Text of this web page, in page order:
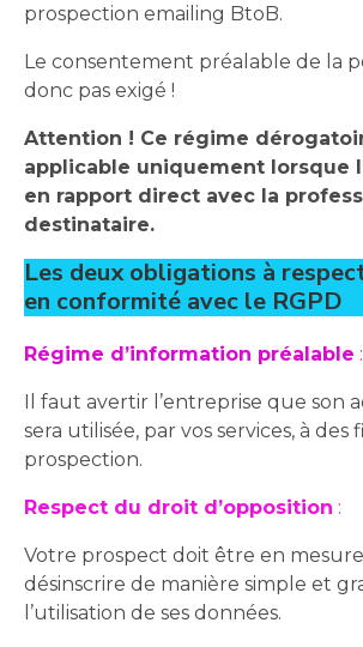
prospection emailing BtoB.
Le consentement préalable de la
donc pas exigé !
Attention ! Ce régime
applicable uniquement lorsque
en rapport direct avec la
destinataire.
Les deux obligations à
en conformité avec le RGPD
Régime d’information préalable :
Il faut avertir l’entreprise que son
sera utilisée, par vos services, à des
prospection.
Respect du droit d’opposition :
Votre prospect doit être en
désinscrire de manière simple et
l’utilisation de ses données.